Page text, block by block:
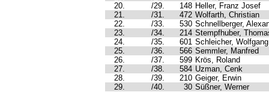
20.
/29. 148 Heller, Franz Josef
21.
/31. 472 Wolfarth, Christian
22.
/33. 530 Schnellberger,
23.
/34. 214 Stempfhuber,
24.
/35. 601 Schleicher, Wolfgang
25.
/36. 566 Semmler, Manfred
26.
/37. 599 Krös, Roland
27.
/38. 584 Uzman, Cenk
28.
/39. 210 Geiger, Erwin
29.
/40. 30 Süßner, Werner